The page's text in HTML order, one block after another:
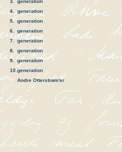
3.
generation
4.
generation
5. generation
6.
generation
7.
generation
8.
generation
9. generation
10. generation
Andre Otterstrøm'er